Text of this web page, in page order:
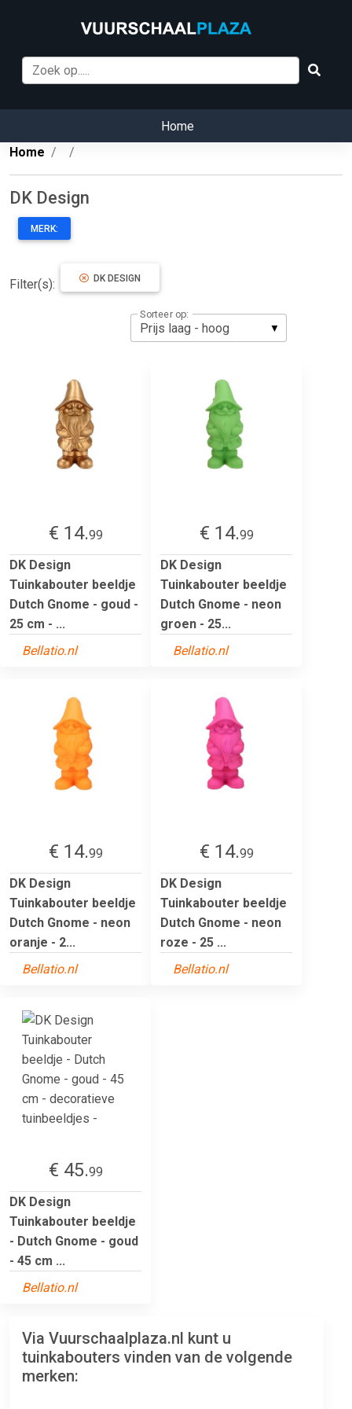
Home
Home
DK Design
MERK:
Filter(s): DK DESIGN
Sorteer op:
€ 14.99
DK Design
Tuinkabouter beeldje
Dutch Gnome - goud -
25 cm - ...
Bellatio.nl
€ 14.99
DK Design
Tuinkabouter beeldje
Dutch Gnome - neon
groen - 25...
Bellatio.nl
€ 14.99
DK Design
Tuinkabouter beeldje
Dutch Gnome - neon
oranje - 2...
Bellatio.nl
€ 14.99
DK Design
Tuinkabouter beeldje
Dutch Gnome - neon
roze - 25 ...
Bellatio.nl
€ 45.99
DK Design
Tuinkabouter beeldje
- Dutch Gnome - goud
- 45 cm ...
Bellatio.nl
Via Vuurschaalplaza.nl kunt u
tuinkabouters vinden van de volgende
merken: